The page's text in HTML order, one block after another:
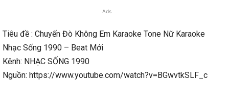
Ads
Tiêu đề : Chuyến Đò Không Em Karaoke Tone Nữ Karaoke
Nhạc Sống 1990 – Beat Mới
Kênh: NHẠC SỐNG 1990
Nguồn: https://www.youtube.com/watch?v=BGwvtkSLF_c